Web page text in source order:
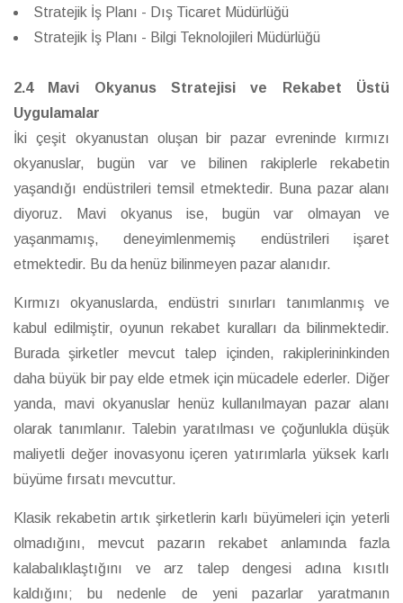
Stratejik İş Planı - Dış Ticaret Müdürlüğü
Stratejik İş Planı - Bilgi Teknolojileri Müdürlüğü
2.4 Mavi Okyanus Stratejisi ve Rekabet Üstü
Uygulamalar
İki çeşit okyanustan oluşan bir pazar evreninde kırmızı
okyanuslar, bugün var ve bilinen rakiplerle rekabetin
yaşandığı endüstrileri temsil etmektedir. Buna pazar alanı
diyoruz. Mavi okyanus ise, bugün var olmayan ve
yaşanmamış, deneyimlenmemiş endüstrileri işaret
etmektedir. Bu da henüz bilinmeyen pazar alanıdır.
Kırmızı okyanuslarda, endüstri sınırları tanımlanmış ve
kabul edilmiştir, oyunun rekabet kuralları da bilinmektedir.
Burada şirketler mevcut talep içinden, rakiplerininkinden
daha büyük bir pay elde etmek için mücadele ederler. Diğer
yanda, mavi okyanuslar henüz kullanılmayan pazar alanı
olarak tanımlanır. Talebin yaratılması ve çoğunlukla düşük
maliyetli değer inovasyonu içeren yatırımlarla yüksek karlı
büyüme fırsatı mevcuttur.
Klasik rekabetin artık şirketlerin karlı büyümeleri için yeterli
olmadığını, mevcut pazarın rekabet anlamında fazla
kalabalıklaştığını ve arz talep dengesi adına kısıtlı
kaldığını; bu nedenle de yeni pazarlar yaratmanın